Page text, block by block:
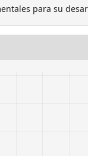
para su